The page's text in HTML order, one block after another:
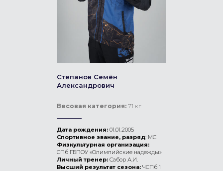
Степанов Семён
Александрович
Весовая категория: 71 кг
Дата рождения: 01.01.2005
Спортивное звание, разряд: МС
Физкультурная организация:
СПб ГБПОУ «Олимпийские надежды»
Личный тренер: Сабор А.И.
Высший результат сезона: ЧСПб 1